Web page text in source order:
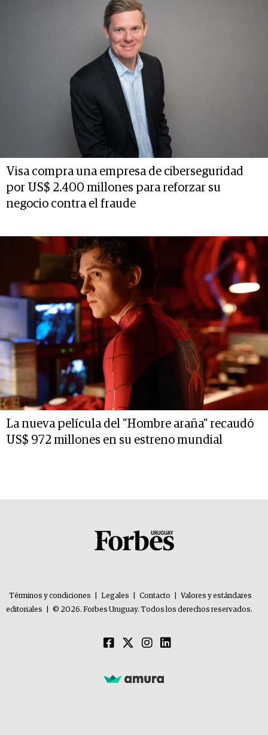
Visa compra una empresa de ciberseguridad
por US$ 2.400 millones para reforzar su
negocio contra el fraude
La nueva película del "Hombre araña" recaudó
US$ 972 millones en su estreno mundial
Términos y condiciones Legales Contacto
Valores y estándares
editoriales
© 2026. Forbes Uruguay. Todos los derechos reservados.